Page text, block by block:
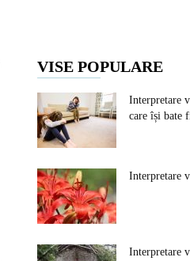
VISE POPULARE
Interpretare
care își bate
Interpretare
Interpretare